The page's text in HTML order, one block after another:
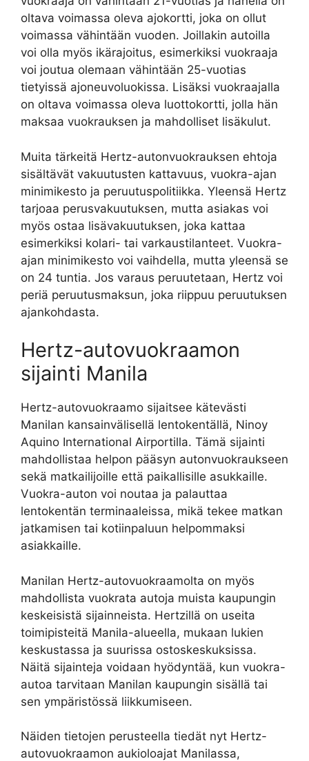
oltava voimassa oleva ajokortti, joka on ollut
voimassa vähintään vuoden. Joillakin autoilla
voi olla myös ikärajoitus, esimerkiksi vuokraaja
voi joutua olemaan vähintään 25-vuotias
tietyissä ajoneuvoluokissa. Lisäksi vuokraajalla
on oltava voimassa oleva luottokortti, jolla hän
maksaa vuokrauksen ja mahdolliset lisäkulut.
Muita tärkeitä Hertz-autonvuokrauksen ehtoja
sisältävät vakuutusten kattavuus, vuokra-ajan
minimikesto ja peruutuspolitiikka. Yleensä Hertz
tarjoaa perusvakuutuksen, mutta asiakas voi
myös ostaa lisävakuutuksen, joka kattaa
esimerkiksi kolari- tai varkaustilanteet. Vuokra-
ajan minimikesto voi vaihdella, mutta yleensä se
on 24 tuntia. Jos varaus peruutetaan, Hertz voi
periä peruutusmaksun, joka riippuu peruutuksen
ajankohdasta.
Hertz-autovuokraamon
sijainti Manila
Hertz-autovuokraamo sijaitsee kätevästi
Manilan kansainvälisellä lentokentällä, Ninoy
Aquino International Airportilla. Tämä sijainti
mahdollistaa helpon pääsyn autonvuokraukseen
sekä matkailijoille että paikallisille asukkaille.
Vuokra-auton voi noutaa ja palauttaa
lentokentän terminaaleissa, mikä tekee matkan
jatkamisen tai kotiinpaluun helpommaksi
asiakkaille.
Manilan Hertz-autovuokraamolta on myös
mahdollista vuokrata autoja muista kaupungin
keskeisistä sijainneista. Hertzillä on useita
toimipisteitä Manila-alueella, mukaan lukien
keskustassa ja suurissa ostoskeskuksissa.
Näitä sijainteja voidaan hyödyntää, kun vuokra-
autoa tarvitaan Manilan kaupungin sisällä tai
sen ympäristössä liikkumiseen.
Näiden tietojen perusteella tiedät nyt Hertz-
autovuokraamon aukioloajat Manilassa,